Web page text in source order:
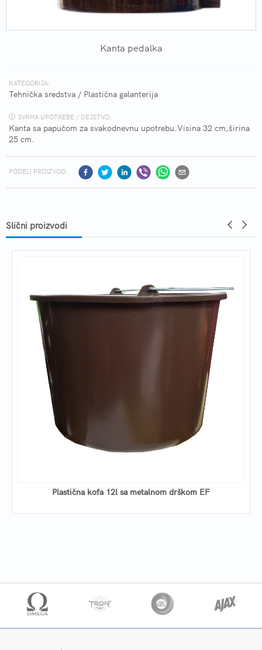
Kanta pedalka
KATEGORIJA:
Tehnička sredstva / Plastična galanterija
SVRHA UPOTREBE / DEJSTVO:
Kanta sa papučom za svakodnevnu upotrebu.Visina 32 cm,širina
25 cm.
PODELI PROIZVOD:
Slični proizvodi
Plastična kofa 12l sa metalnom drškom EF